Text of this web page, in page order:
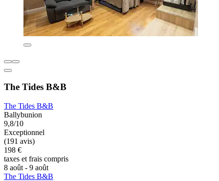
The Tides B&B
The Tides B&B
Ballybunion
9,8/10
Exceptionnel
(191 avis)
198 €
taxes et frais compris
8 août - 9 août
The Tides B&B